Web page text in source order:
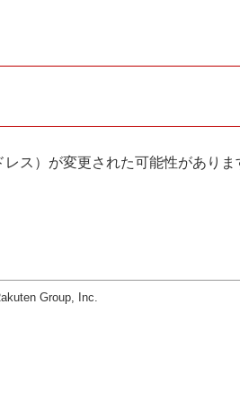
ス）が変更された可能性がありま
Group, Inc.